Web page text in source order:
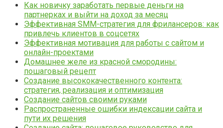
Как новичку заработать первые деньги на
партнерках и выйти на доход за месяц
Эффективная SMM-стратегия для фрилансеров: как
привлечь клиентов в соцсетях
Эффективная мотивация для работы с сайтом и
онлайн-проектами
Домашнее желе из красной смородины:
пошаговый рецепт
Создание высококачественного контента:
стратегия, реализация и оптимизация
Создание сайтов своими руками
Распространенные ошибки индексации сайта и
пути их решения